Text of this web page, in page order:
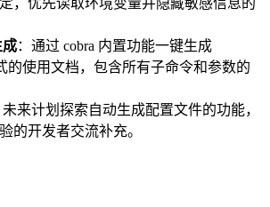
成：通过 cobra 内置功能一键生成
的使用文档，包含所有子命令和参数的
未来计划探索自动生成配置文件的功能，
的开发者交流补充。